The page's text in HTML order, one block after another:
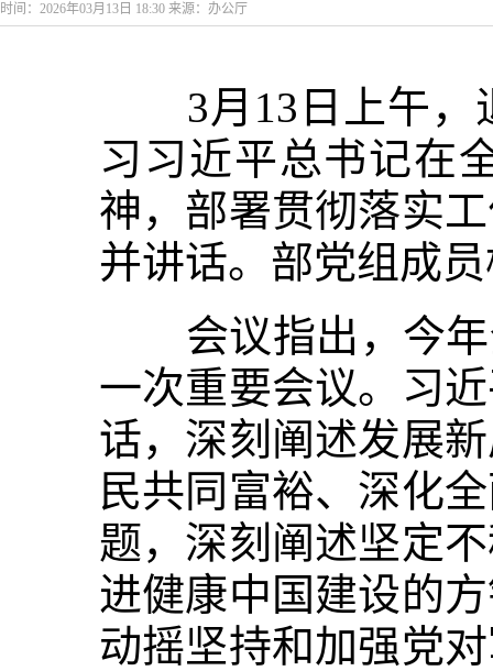
时间：2026年03月13日 18:30 来源：办公厅
3月13日上午，
习习近平总书记在
神，部署贯彻落实
并讲话。部党组成
会议指出，今年
一次重要会议。习
话，深刻阐述发展
民共同富裕、深化
题，深刻阐述坚定
进健康中国建设的
动摇坚持和加强党